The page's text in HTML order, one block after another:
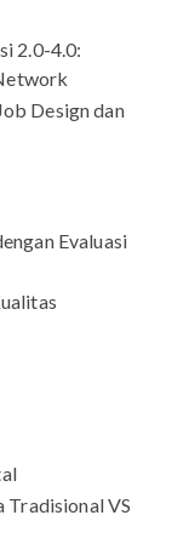
2.0-4.0:
Design dan
Evaluasi
Tradisional VS